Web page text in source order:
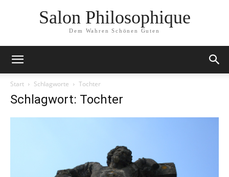
Salon Philosophique
Dem Wahren Schönen Guten
Start Schlagworte Tochter
Schlagwort: Tochter